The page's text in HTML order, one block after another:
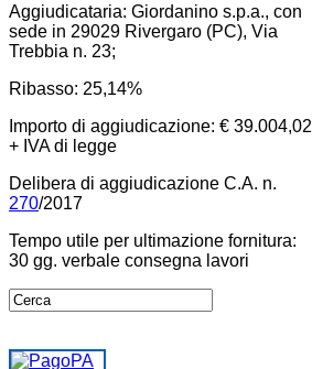
Aggiudicataria: Giordanino s.p.a., con
sede in 29029 Rivergaro (PC), Via
Trebbia n. 23;
Ribasso: 25,14%
Importo di aggiudicazione: € 39.004,02
+ IVA di legge
Delibera di aggiudicazione C.A. n.
270/2017
Tempo utile per ultimazione fornitura:
30 gg. verbale consegna lavori